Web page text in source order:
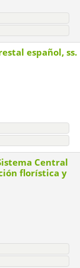
español, ss.
Central
florística y